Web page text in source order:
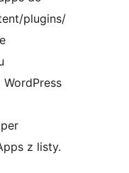
plugins/
z listy.